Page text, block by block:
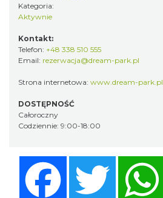
Kategoria:
Aktywnie
Kontakt:
Telefon: +48 338 510 555
Email: rezerwacja@dream-park.pl
Strona internetowa: www.dream-park.pl
DOSTĘPNOŚĆ
Całoroczny
Codziennie: 9:00-18:00
Twitter